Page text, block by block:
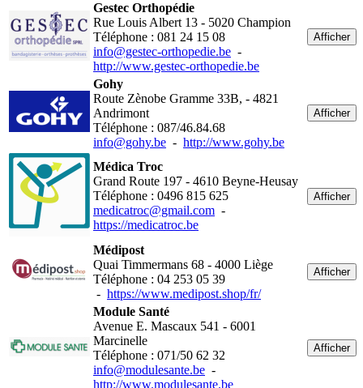
Gestec Orthopédie
Rue Louis Albert 13 - 5020 Champion
Téléphone : 081 24 15 08
info@gestec-orthopedie.be -
http://www.gestec-orthopedie.be
Afficher
Gohy
Route Zènobe Gramme 33B, - 4821
Andrimont
Téléphone : 087/46.84.68
info@gohy.be - http://www.gohy.be
Afficher
Médica Troc
Grand Route 197 - 4610 Beyne-Heusay
Téléphone : 0496 815 625
medicatroc@gmail.com -
https://medicatroc.be
Afficher
Médipost
Quai Timmermans 68 - 4000 Liège
Téléphone : 04 253 05 39
- https://www.medipost.shop/fr/
Afficher
Module Santé
Avenue E. Mascaux 541 - 6001
Marcinelle
Téléphone : 071/50 62 32
info@modulesante.be -
http://www.modulesante.be
Afficher